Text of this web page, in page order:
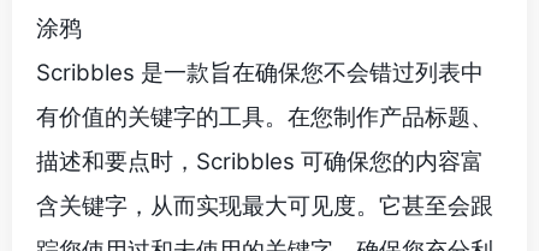
涂鸦
Scribbles 是一款旨在确保您不会错过列表中
有价值的关键字的工具。在您制作产品标题、
描述和要点时，Scribbles 可确保您的内容富
含关键字，从而实现最大可见度。它甚至会跟